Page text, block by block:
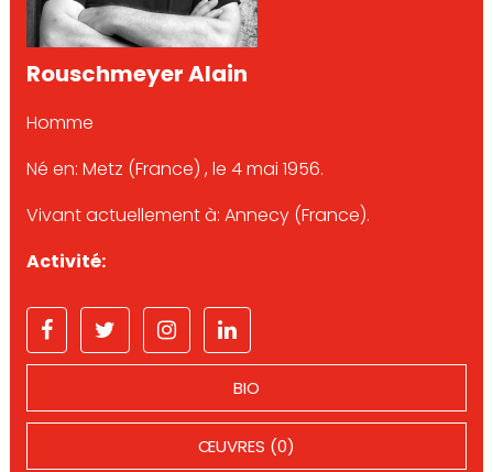
Rouschmeyer Alain
Homme
Né en: Metz (France) , le 4 mai 1956.
Vivant actuellement à: Annecy (France).
Activité:
BIO
ŒUVRES (0)